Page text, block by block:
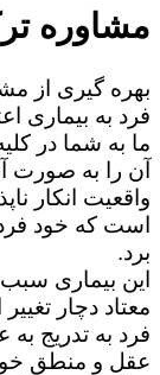
مشاوره
بهره گیری از
فرد به بیماری
ما به شما در
آن را به صورت
واقعیت انکار
است که خود
برد.
این بیماری
معتاد دچار
فرد به تدریج
عقل و منطق